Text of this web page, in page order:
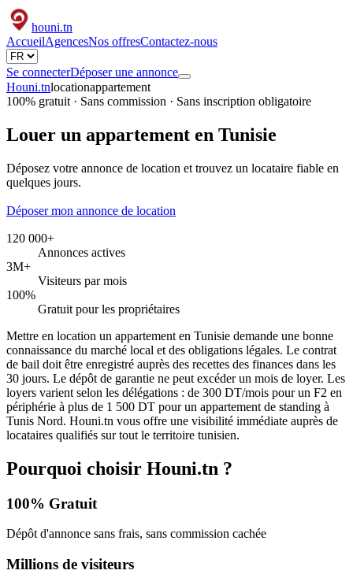
houni.tn
AccueilAgencesNos offresContactez-nous
Se connecterDéposer une annonce
Houni.tnlocationappartement
100% gratuit · Sans commission · Sans inscription obligatoire
Louer un appartement en Tunisie
Déposez votre annonce de location et trouvez un locataire fiable en
quelques jours.
Déposer mon annonce de location
120 000+
Annonces actives
3M+
Visiteurs par mois
100%
Gratuit pour les propriétaires
Mettre en location un appartement en Tunisie demande une bonne
connaissance du marché local et des obligations légales. Le contrat
de bail doit être enregistré auprès des recettes des finances dans les
30 jours. Le dépôt de garantie ne peut excéder un mois de loyer. Les
loyers varient selon les délégations : de 300 DT/mois pour un F2 en
périphérie à plus de 1 500 DT pour un appartement de standing à
Tunis Nord. Houni.tn vous offre une visibilité immédiate auprès de
locataires qualifiés sur tout le territoire tunisien.
Pourquoi choisir Houni.tn ?
100% Gratuit
Dépôt d'annonce sans frais, sans commission cachée
Millions de visiteurs